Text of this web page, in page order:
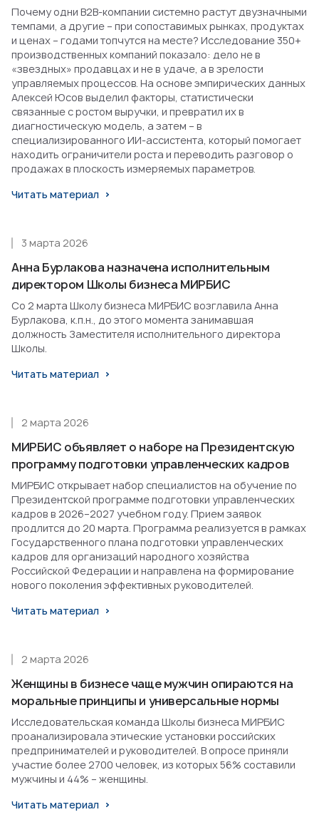
Почему одни B2B-компании системно растут двузначными
темпами, а другие – при сопоставимых рынках, продуктах
и ценах – годами топчутся на месте? Исследование 350+
производственных компаний показало: дело не в
«звездных» продавцах и не в удаче, а в зрелости
управляемых процессов. На основе эмпирических данных
Алексей Юсов выделил факторы, статистически
связанные с ростом выручки, и превратил их в
диагностическую модель, а затем – в
специализированного ИИ-ассистента, который помогает
находить ограничители роста и переводить разговор о
продажах в плоскость измеряемых параметров.
Читать материал
Анна Бурлакова назначена исполнительным
директором Школы бизнеса МИРБИС
3 марта 2026
Со 2 марта Школу бизнеса МИРБИС возглавила Анна
Бурлакова, к.п.н., до этого момента занимавшая
должность Заместителя исполнительного директора
Школы.
Читать материал
МИРБИС объявляет о наборе на Президентскую
программу подготовки управленческих кадров
2 марта 2026
МИРБИС открывает набор специалистов на обучение по
Президентской программе подготовки управленческих
кадров в 2026–2027 учебном году. Прием заявок
продлится до 20 марта. Программа реализуется в рамках
Государственного плана подготовки управленческих
кадров для организаций народного хозяйства
Российской Федерации и направлена на формирование
нового поколения эффективных руководителей.
Читать материал
Женщины в бизнесе чаще мужчин опираются на
моральные принципы и универсальные нормы
2 марта 2026
Исследовательская команда Школы бизнеса МИРБИС
проанализировала этические установки российских
предпринимателей и руководителей. В опросе приняли
участие более 2700 человек, из которых 56% составили
мужчины и 44% – женщины.
Читать материал